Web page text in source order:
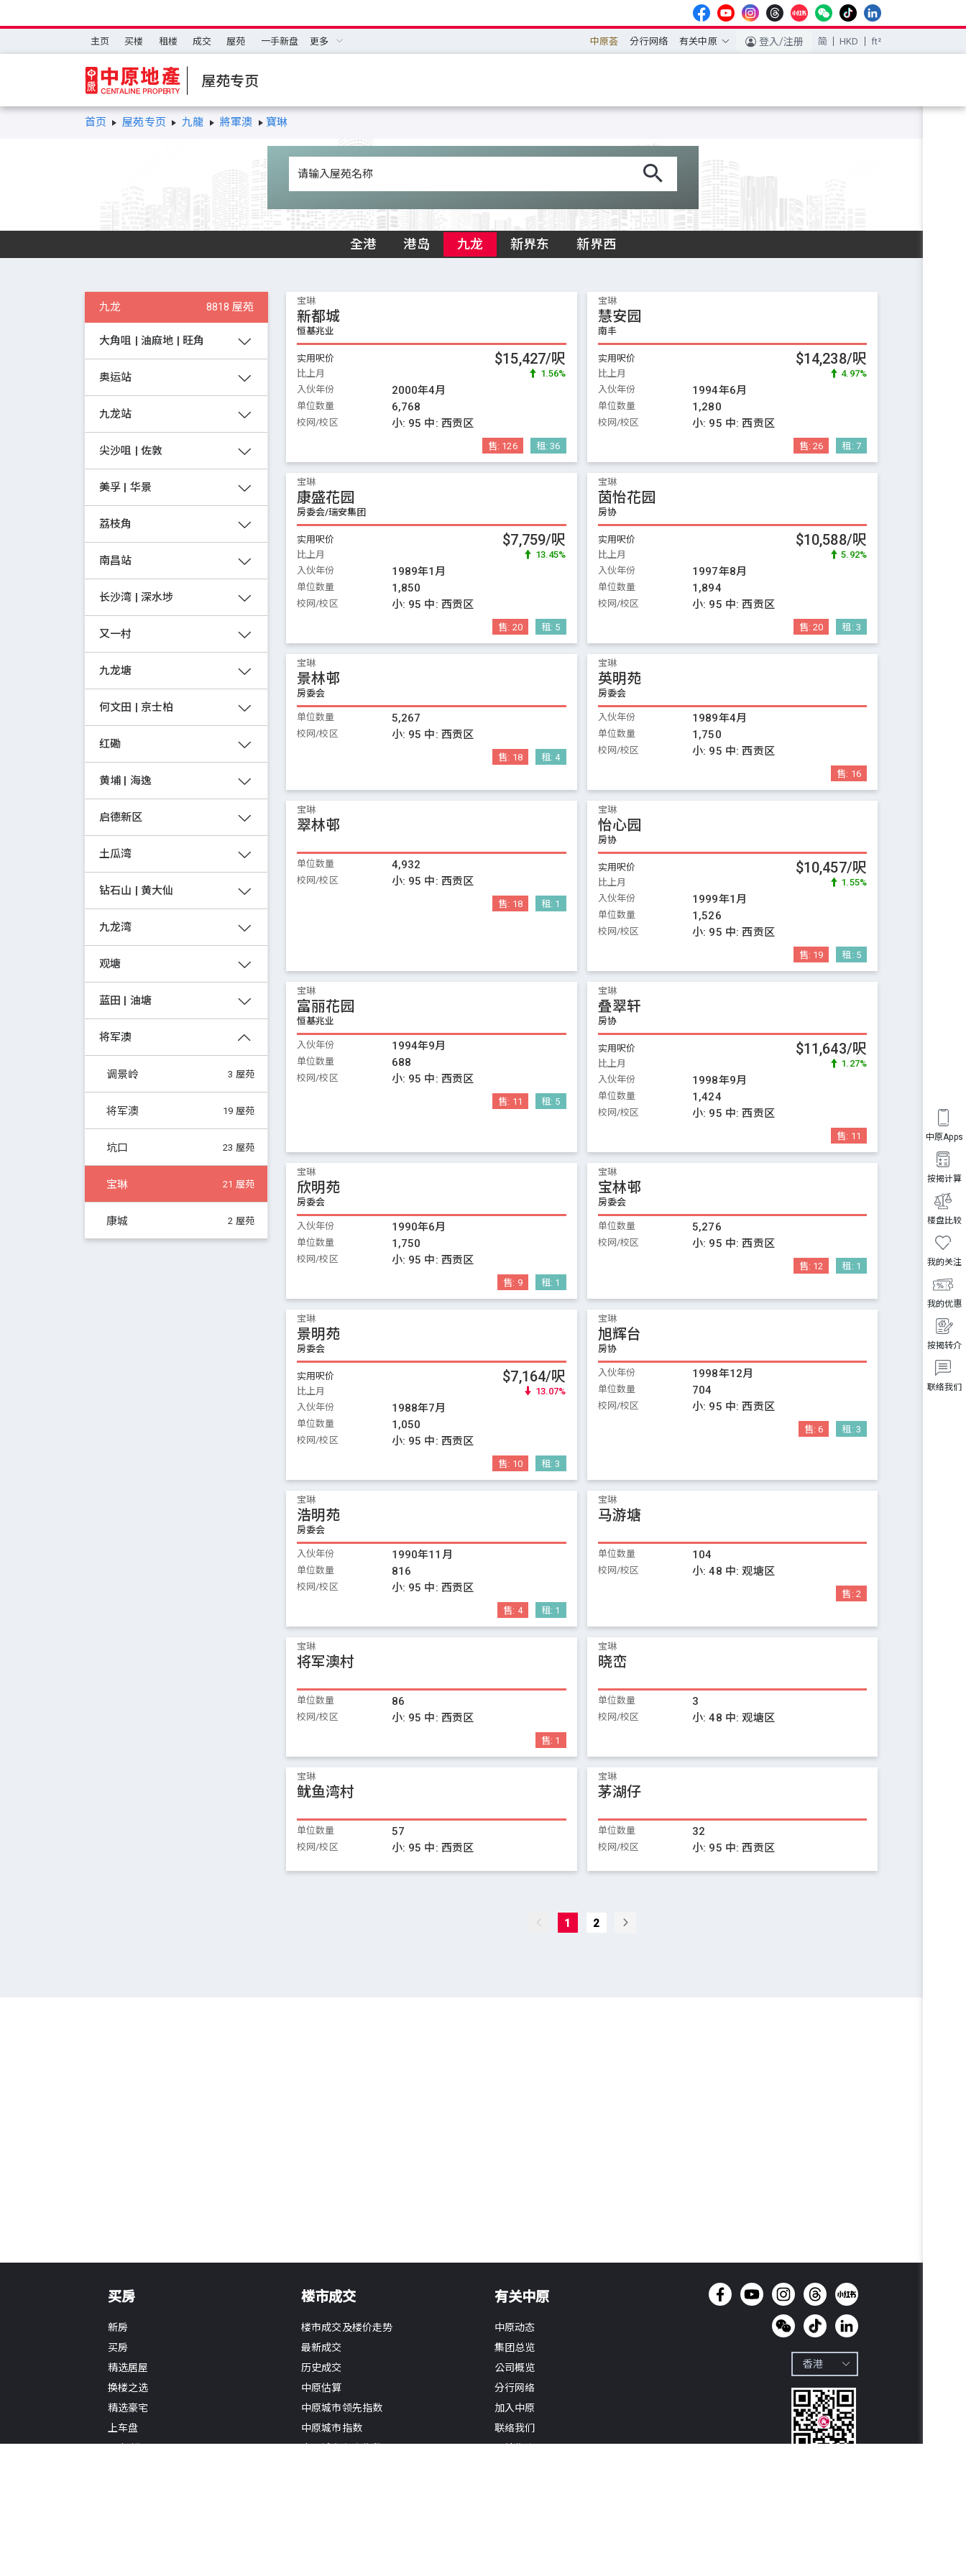
主页 买楼 租楼 成交 屋苑 一手新盘 更多 中原荟 分行网络 有关中原 登入/注册 简 HKD ft²
屋苑专页
联络我们
按揭转介
我的优惠
我的关注
楼盘比较
按揭计算
中原Apps
首页 屋苑专页 九龍 將軍澳 寶琳
全港 港岛 九龙 新界东 新界西
九龙 8818 屋苑
大角咀 | 油麻地 | 旺角
奥运站
九龙站
尖沙咀 | 佐敦
美孚 | 华景
荔枝角
南昌站
长沙湾 | 深水埗
又一村
九龙塘
何文田 | 京士柏
红磡
黄埔 | 海逸
启德新区
土瓜湾
钻石山 | 黄大仙
九龙湾
观塘
蓝田 | 油塘
将军澳
调景岭 3 屋苑
将军澳 19 屋苑
坑口 23 屋苑
宝琳 21 屋苑
康城 2 屋苑
宝琳
新都城
恒基兆业
实用呎价 $15,427/呎
比上月
1.56%
入伙年份
2000年4月
单位数量 6,768
校网/校区 小: 95 中: 西贡区
售: 126 租:36
宝琳
慧安园
南丰
实用呎价 $14,238/呎
比上月
4.97%
入伙年份
1994年6月
单位数量 1,280
校网/校区 小: 95 中:西贡区
售:26 租: 7
宝琳
康盛花园
房委会/瑞安集团
实用呎价 $7,759/呎
比上月
13.45%
入伙年份
1989年1月
单位数量 1,850
校网/校区 小: 95 中: 西贡区
售: 20 租: 5
宝琳
茵怡花园
房协
实用呎价 $10,588/呎
比上月
5.92%
入伙年份
1997年8月
单位数量 1,894
校网/校区 小: 95 中:西贡区
售:20 租: 3
宝琳
景林邨
房委会
单位数量 5,267
校网/校区 小: 95 中: 西贡区
售: 18 租: 4
宝琳
英明苑
房委会
入伙年份 1989年4月
单位数量 1,750
校网/校区 小: 95 中:西贡区
售: 16
宝琳
翠林邨
单位数量 4,932
校网/校区 小: 95 中: 西贡区
售: 18 租: 1
宝琳
怡心园
房协
实用呎价 $10,457/呎
比上月
1.55%
入伙年份
1999年1月
单位数量 1,526
校网/校区 小: 95 中:西贡区
售: 19 租: 5
宝琳
富丽花园
恒基兆业
入伙年份 1994年9月
单位数量 688
校网/校区 小: 95 中: 西贡区
售: 11 租: 5
宝琳
叠翠轩
房协
实用呎价 $11,643/呎
比上月
1.27%
入伙年份
1998年9月
单位数量 1,424
校网/校区 小: 95 中:西贡区
售: 11
宝琳
欣明苑
房委会
入伙年份 1990年6月
单位数量 1,750
校网/校区 小: 95 中: 西贡区
售: 9 租: 1
宝琳
宝林邨
房委会
单位数量 5,276
校网/校区 小: 95 中:西贡区
售: 12 租: 1
宝琳
景明苑
房委会
实用呎价 $7,164/呎
比上月
13.07%
入伙年份
1988年7月
单位数量 1,050
校网/校区 小: 95 中: 西贡区
售: 10 租:3
宝琳
旭辉台
房协
入伙年份 1998年12月
单位数量 704
校网/校区 小: 95 中:西贡区
售:6 租: 3
宝琳
浩明苑
房委会
入伙年份 1990年11月
单位数量 816
校网/校区 小: 95 中: 西贡区
售: 4 租: 1
宝琳
马游塘
单位数量 104
校网/校区 小:48 中:观塘区
售: 2
宝琳
将军澳村
单位数量 86
校网/校区 小: 95 中: 西贡区
售: 1
宝琳
晓峦
单位数量 3
校网/校区 小:48 中:观塘区
宝琳
鱿鱼湾村
单位数量 57
校网/校区 小: 95 中: 西贡区
宝琳
茅湖仔
单位数量 32
校网/校区 小: 95 中:西贡区
1 2
买房
新房
买房
精选居屋
换楼之选
精选豪宅
上车盘
楼市成交
楼市成交及楼价走势
最新成交
历史成交
中原估算
中原城市领先指数
中原城市指数
有关中原
中原动态
集团总览
公司概览
分行网络
加入中原
联络我们